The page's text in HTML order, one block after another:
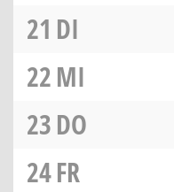
21 DI
22MI
23DO
24FR